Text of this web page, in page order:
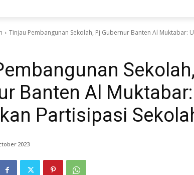
Tinjau Pembangunan Sekolah, Pj Gubernur Banten Al Muktabar:
Banten Al
Partisipasi
2023